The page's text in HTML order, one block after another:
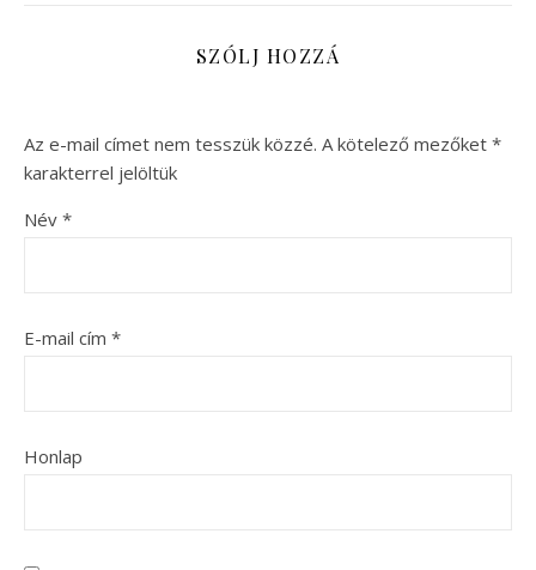
SZÓLJ HOZZÁ
Az e-mail címet nem tesszük közzé. A kötelező mezőket *
karakterrel jelöltük
Név *
E-mail cím *
Honlap